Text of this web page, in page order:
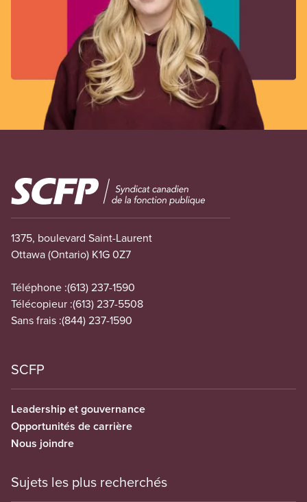
Image
1375, boulevard Saint-Laurent
Ottawa (Ontario) K1G 0Z7
Téléphone :(613) 237-1590
Télécopieur :(613) 237-5508
Sans frais :(844) 237-1590
SCFP
Leadership et gouvernance
Opportunités de carrière
Nous joindre
Sujets les plus recherchés